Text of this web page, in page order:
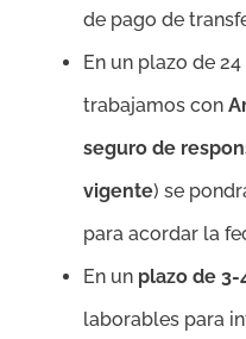
de pago de
En un plazo de
trabajamos con
seguro de
vigente) se
para acordar la
En un plazo de 3-
laborables para